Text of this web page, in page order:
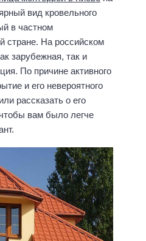
вид кровельного
в частном
стране. На российском
зарубежная, так и
По причине активного
и его невероятного
рассказать о его
вам было легче